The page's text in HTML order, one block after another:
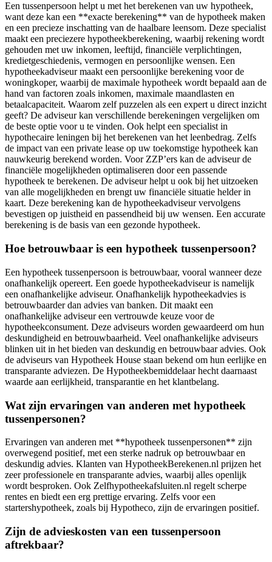
Een tussenpersoon helpt u met het berekenen van uw hypotheek,
want deze kan een **exacte berekening** van de hypotheek maken
en een precieze inschatting van de haalbare leensom. Deze specialist
maakt een preciezere hypotheekberekening, waarbij rekening wordt
gehouden met uw inkomen, leeftijd, financiële verplichtingen,
kredietgeschiedenis, vermogen en persoonlijke wensen. Een
hypotheekadviseur maakt een persoonlijke berekening voor de
woningkoper, waarbij de maximale hypotheek wordt bepaald aan de
hand van factoren zoals inkomen, maximale maandlasten en
betaalcapaciteit. Waarom zelf puzzelen als een expert u direct inzicht
geeft? De adviseur kan verschillende berekeningen vergelijken om
de beste optie voor u te vinden. Ook helpt een specialist in
hypothecaire leningen bij het berekenen van het leenbedrag. Zelfs
de impact van een private lease op uw toekomstige hypotheek kan
nauwkeurig berekend worden. Voor ZZP’ers kan de adviseur de
financiële mogelijkheden optimaliseren door een passende
hypotheek te berekenen. De adviseur helpt u ook bij het uitzoeken
van alle mogelijkheden en brengt uw financiële situatie helder in
kaart. Deze berekening kan de hypotheekadviseur vervolgens
bevestigen op juistheid en passendheid bij uw wensen. Een accurate
berekening is de basis van een gezonde hypotheek.
Hoe betrouwbaar is een hypotheek tussenpersoon?
Een hypotheek tussenpersoon is betrouwbaar, vooral wanneer deze
onafhankelijk opereert. Een goede hypotheekadviseur is namelijk
een onafhankelijke adviseur. Onafhankelijk hypotheekadvies is
betrouwbaarder dan advies van banken. Dit maakt een
onafhankelijke adviseur een vertrouwde keuze voor de
hypotheekconsument. Deze adviseurs worden gewaardeerd om hun
deskundigheid en betrouwbaarheid. Veel onafhankelijke adviseurs
blinken uit in het bieden van deskundig en betrouwbaar advies. Ook
de adviseurs van Hypotheek House staan bekend om hun eerlijke en
transparante adviezen. De Hypotheekbemiddelaar hecht daarnaast
waarde aan eerlijkheid, transparantie en het klantbelang.
Wat zijn ervaringen van anderen met hypotheek
tussenpersonen?
Ervaringen van anderen met **hypotheek tussenpersonen** zijn
overwegend positief, met een sterke nadruk op betrouwbaar en
deskundig advies. Klanten van HypotheekBerekenen.nl prijzen het
zeer professionele en transparante advies, waarbij alles openlijk
wordt besproken. Ook Zelfhypotheekafsluiten.nl regelt scherpe
rentes en biedt een erg prettige ervaring. Zelfs voor een
startershypotheek, zoals bij Hypotheco, zijn de ervaringen positief.
Zijn de advieskosten van een tussenpersoon
aftrekbaar?